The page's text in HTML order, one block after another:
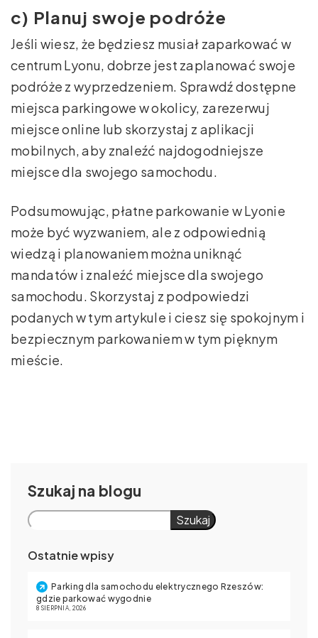
c) Planuj swoje podróże
Jeśli wiesz, że będziesz musiał zaparkować w
centrum Lyonu, dobrze jest zaplanować swoje
podróże z wyprzedzeniem. Sprawdź dostępne
miejsca parkingowe w okolicy, zarezerwuj
miejsce online lub skorzystaj z aplikacji
mobilnych, aby znaleźć najdogodniejsze
miejsce dla swojego samochodu.
Podsumowując, płatne parkowanie w Lyonie
może być wyzwaniem, ale z odpowiednią
wiedzą i planowaniem można uniknąć
mandatów i znaleźć miejsce dla swojego
samochodu. Skorzystaj z podpowiedzi
podanych w tym artykule i ciesz się spokojnym i
bezpiecznym parkowaniem w tym pięknym
mieście.
Szukaj
Szukaj
Ostatnie wpisy
Parking dla samochodu elektrycznego Rzeszów:
gdzie parkować wygodnie
8 SIERPNIA, 2026